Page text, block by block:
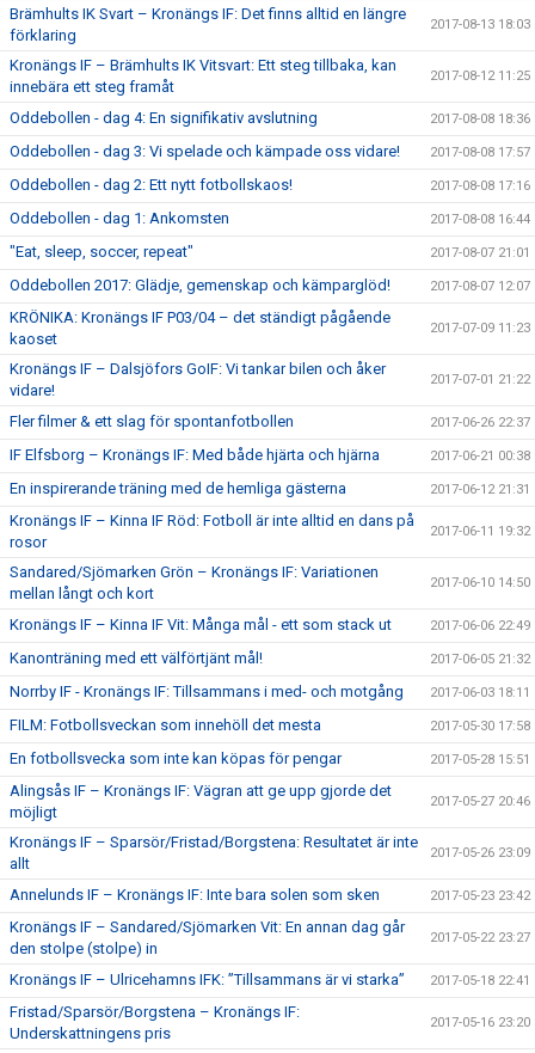
Brämhults IK Svart – Kronängs IF: Det finns alltid en längre
förklaring
2017-08-13 18:03
Kronängs IF – Brämhults IK Vitsvart: Ett steg tillbaka, kan
innebära ett steg framåt
2017-08-12 11:25
Oddebollen - dag 4: En signifikativ avslutning 2017-08-08 18:36
Oddebollen - dag 3: Vi spelade och kämpade oss vidare! 2017-08-08 17:57
Oddebollen - dag 2: Ett nytt fotbollskaos! 2017-08-08 17:16
Oddebollen - dag 1: Ankomsten 2017-08-08 16:44
"Eat, sleep, soccer, repeat" 2017-08-07 21:01
Oddebollen 2017: Glädje, gemenskap och kämparglöd! 2017-08-07 12:07
KRÖNIKA: Kronängs IF P03/04 – det ständigt pågående
kaoset
2017-07-09 11:23
Kronängs IF – Dalsjöfors GoIF: Vi tankar bilen och åker
vidare!
2017-07-01 21:22
Fler filmer & ett slag för spontanfotbollen 2017-06-26 22:37
IF Elfsborg – Kronängs IF: Med både hjärta och hjärna 2017-06-21 00:38
En inspirerande träning med de hemliga gästerna 2017-06-12 21:31
Kronängs IF – Kinna IF Röd: Fotboll är inte alltid en dans på
rosor
2017-06-11 19:32
Sandared/Sjömarken Grön – Kronängs IF: Variationen
mellan långt och kort
2017-06-10 14:50
Kronängs IF – Kinna IF Vit: Många mål - ett som stack ut 2017-06-06 22:49
Kanonträning med ett välförtjänt mål! 2017-06-05 21:32
Norrby IF - Kronängs IF: Tillsammans i med- och motgång 2017-06-03 18:11
FILM: Fotbollsveckan som innehöll det mesta 2017-05-30 17:58
En fotbollsvecka som inte kan köpas för pengar 2017-05-28 15:51
Alingsås IF – Kronängs IF: Vägran att ge upp gjorde det
möjligt
2017-05-27 20:46
Kronängs IF – Sparsör/Fristad/Borgstena: Resultatet är inte
allt
2017-05-26 23:09
Annelunds IF – Kronängs IF: Inte bara solen som sken 2017-05-23 23:42
Kronängs IF – Sandared/Sjömarken Vit: En annan dag går
den stolpe (stolpe) in
2017-05-22 23:27
Kronängs IF – Ulricehamns IFK: ”Tillsammans är vi starka” 2017-05-18 22:41
Fristad/Sparsör/Borgstena – Kronängs IF:
Underskattningens pris
2017-05-16 23:20